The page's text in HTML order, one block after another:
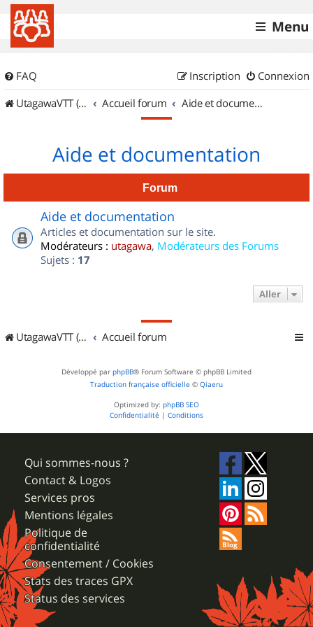
Menu
FAQ Connexion
Inscription
UtagawaVTT (Randos VTT et VTTAE avec traces GPS)
Accueil forum Aide et documentation
Aide et documentation
Forum
Aide et documentation
Articles et documentation sur le site.
Modérateurs : utagawa, Modérateurs des Forums
Sujets : 17
Aller
UtagawaVTT (Randos VTT et VTTAE avec traces GPS) Accueil forum
Développé par phpBB® Forum Software © phpBB Limited
Traduction française officielle © Qiaeru
Optimized by: phpBB SEO
Confidentialité | Conditions
Qui sommes-nous ?
Contact & Logos
Services pros
Mentions légales
Politique de
confidentialité
Consentement / Cookies
Stats des traces GPX
Status des services